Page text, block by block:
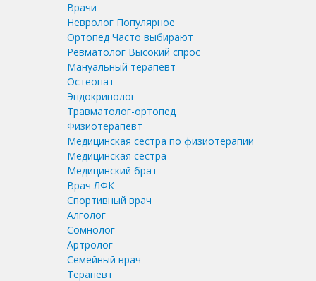
Врачи
Невролог Популярное
Ортопед Часто выбирают
Ревматолог Высокий спрос
Мануальный терапевт
Остеопат
Эндокринолог
Травматолог-ортопед
Физиотерапевт
Медицинская сестра по физиотерапии
Медицинская сестра
Медицинский брат
Врач ЛФК
Спортивный врач
Алголог
Сомнолог
Артролог
Семейный врач
Терапевт